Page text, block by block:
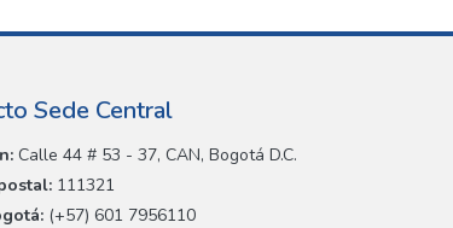
Sede Central
Calle 44 # 53 - 37, CAN, Bogotá D.C.
111321
(+57) 601 7956110